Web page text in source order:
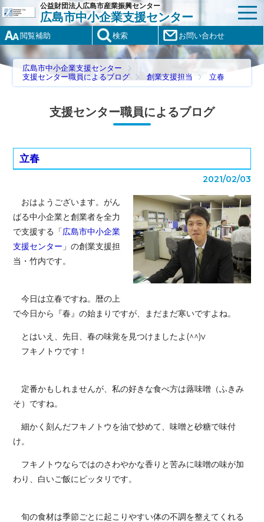
公益財団法人広島市産業振興センター
広島市中小企業支援センター
閲覧補助 検索 お問い合わせ
広島市中小企業支援センター
支援センター職員によるブログ
創業支援担当 立春
支援センター職員によるブログ
立春
2021/02/03
おはようございます。がん
ばる中小企業と創業者を全力
で支援する「広島市中小企業
支援センター 」の創業支援担
当・竹内です。
今日は立春ですね。暦の上
で今日から『春』の始まりですが、まだまだ寒いですよね。
とはいえ、先日、春の味覚を見つけましたよ(^^)v
フキノトウです！
定番かもしれませんが、私の好きな食べ方は蕗味噌（ふきみ
そ）ですね。
細かく刻んだフキノトウを油で炒めて、味噌と砂糖で味付
け。
フキノトウならではのさわやかな香りと苦みに味噌の味が加
わり、白いご飯にピッタリです。
旬の食材は季節ごとに起こりやすい体の不調を整えてくれる